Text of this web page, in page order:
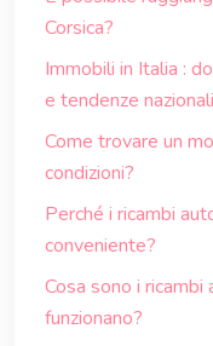
Corsica?
Immobili in Italia :
e tendenze
Come trovare un
condizioni?
Perché i ricambi
conveniente?
Cosa sono i
funzionano?